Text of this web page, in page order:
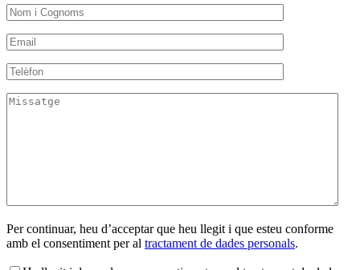
Per continuar, heu d’acceptar que heu llegit i que esteu conforme
amb el consentiment per al tractament de dades personals.